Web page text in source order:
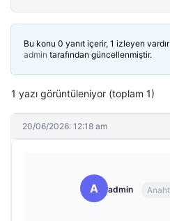
Bu konu 0 yanıt içerir, 1 izleyen
admin tarafından güncellenmiştir.
1 yazı görüntüleniyor (toplam 1)
20/06/2026: 12:18 am
A admin